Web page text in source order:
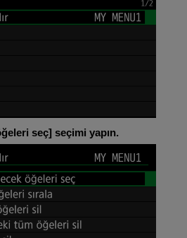
seç] seçimi yapın.